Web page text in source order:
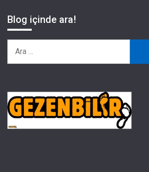
Blog içinde ara!